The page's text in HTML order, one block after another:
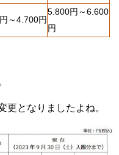
～4.700円
5.800円～6.600
円
更となりましたよね。